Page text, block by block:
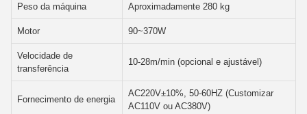
Peso da máquina Aproximadamente 280 kg
Motor 90~370W
Velocidade de
transferência
10-28m/min (opcional e ajustável)
Fornecimento de energia
AC220V±10%, 50-60HZ (Customizar
AC110V ou AC380V)